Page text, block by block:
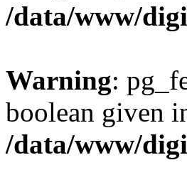
/data/www/
Warning:
boolean given
/data/www/